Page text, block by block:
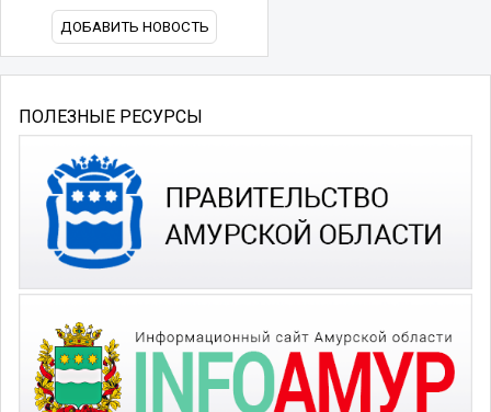
ДОБАВИТЬ НОВОСТЬ
ПОЛЕЗНЫЕ РЕСУРСЫ